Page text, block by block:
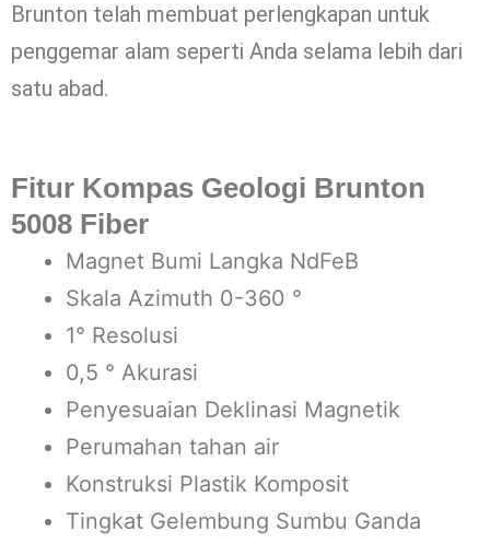
Brunton telah membuat perlengkapan untuk
penggemar alam seperti Anda selama lebih dari
satu abad.
Fitur Kompas Geologi Brunton
5008 Fiber
Magnet Bumi Langka NdFeB
Skala Azimuth 0-360 °
1° Resolusi
0,5 ° Akurasi
Penyesuaian Deklinasi Magnetik
Perumahan tahan air
Konstruksi Plastik Komposit
Tingkat Gelembung Sumbu Ganda